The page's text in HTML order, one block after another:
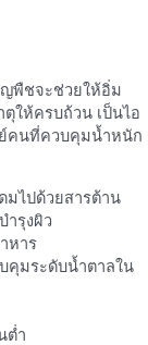
ญพืชจะช่วยให้อิ่ม
ให้ครบถ้วน เป็นไอ
ย์คนที่ควบคุมน้ำหนัก
มไปด้วยสารต้าน
ำรุงผิว
หาร
คุมระดับน้ำตาลใน
ต่ำ